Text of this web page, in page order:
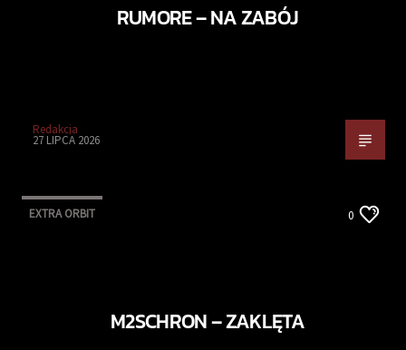
RUMORE – NA ZABÓJ
Redakcja
27 LIPCA 2026
EXTRA ORBIT 0
M2SCHRON – ZAKLĘTA